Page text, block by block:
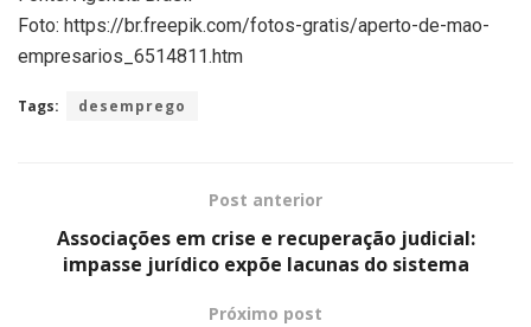
Foto: https://br.freepik.com/fotos-gratis/aperto-de-mao-
empresarios_6514811.htm
Tags: desemprego
Post anterior
Associações em crise e recuperação judicial:
impasse jurídico expõe lacunas do sistema
Próximo post